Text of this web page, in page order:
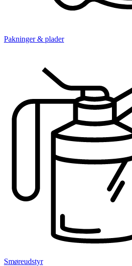
Pakninger & plader
Smøreudstyr